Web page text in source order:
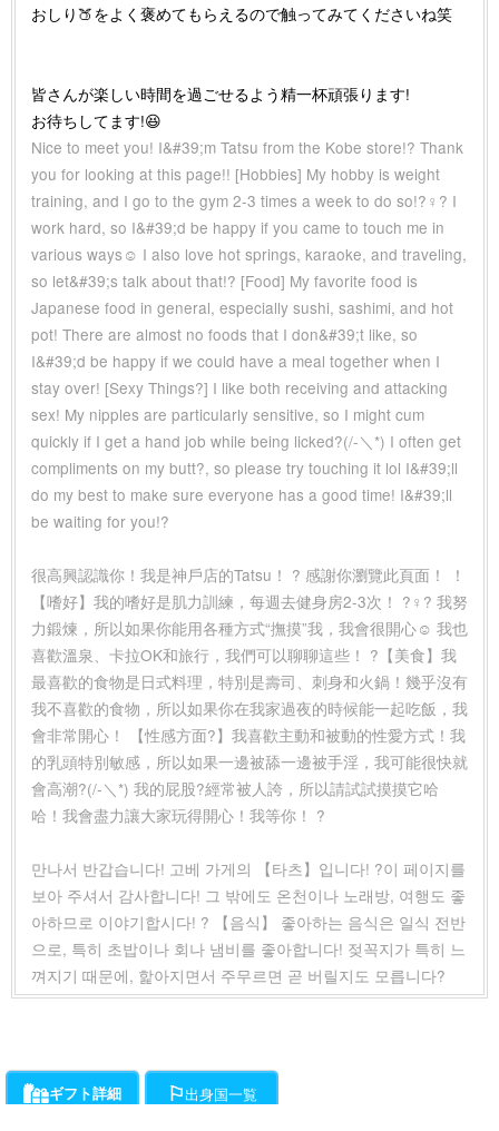
おしり🍑をよく褒めてもらえるので触ってみてくださいね笑
皆さんが楽しい時間を過ごせるよう精一杯頑張ります!
お待ちしてます!😆
Nice to meet you! I&#39;m Tatsu from the Kobe store!? Thank
you for looking at this page!! [Hobbies] My hobby is weight
training, and I go to the gym 2-3 times a week to do so!?️‍♀️? I
work hard, so I&#39;d be happy if you came to touch me in
various ways☺️ I also love hot springs, karaoke, and traveling,
so let&#39;s talk about that!? [Food] My favorite food is
Japanese food in general, especially sushi, sashimi, and hot
pot! There are almost no foods that I don&#39;t like, so
I&#39;d be happy if we could have a meal together when I
stay over! [Sexy Things?] I like both receiving and attacking
sex! My nipples are particularly sensitive, so I might cum
quickly if I get a hand job while being licked?(/-＼*) I often get
compliments on my butt?, so please try touching it lol I&#39;ll
do my best to make sure everyone has a good time! I&#39;ll
be waiting for you!?
很高興認識你！我是神戶店的Tatsu！ ? 感謝你瀏覽此頁面！ ！
【嗜好】我的嗜好是肌力訓練，每週去健身房2-3次！ ?️‍♀️? 我努
力鍛煉，所以如果你能用各種方式“撫摸”我，我會很開心☺️ 我也
喜歡溫泉、卡拉OK和旅行，我們可以聊聊這些！ ?【美食】我
最喜歡的食物是日式料理，特別是壽司、刺身和火鍋！幾乎沒有
我不喜歡的食物，所以如果你在我家過夜的時候能一起吃飯，我
會非常開心！ 【性感方面?】我喜歡主動和被動的性愛方式！我
的乳頭特別敏感，所以如果一邊被舔一邊被手淫，我可能很快就
會高潮?(/-＼*) 我的屁股?經常被人誇，所以請試試摸摸它哈
哈！我會盡力讓大家玩得開心！我等你！ ?
만나서 반갑습니다! 고베 가게의 【타츠】입니다! ?이 페이지를
보아 주셔서 감사합니다! 그 밖에도 온천이나 노래방, 여행도 좋
아하므로 이야기합시다! ? 【음식】 좋아하는 음식은 일식 전반
으로, 특히 초밥이나 회나 냄비를 좋아합니다! 젖꼭지가 특히 느
껴지기 때문에, 핥아지면서 주무르면 곧 버릴지도 모릅니다?
ギフト詳細 出身国一覧